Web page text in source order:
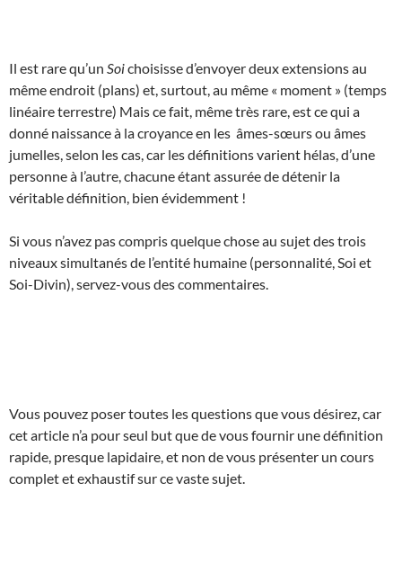
Il est rare qu’un Soichoisisse d’envoyer deux extensions au
même endroit (plans) et, surtout, au même « moment » (temps
linéaire terrestre) Mais ce fait, même très rare, est ce qui a
donné naissance à la croyance en les âmes-sœurs ou âmes
jumelles, selon les cas, car les définitions varient hélas, d’une
personne à l’autre, chacune étant assurée de détenir la
véritable définition, bien évidemment !
Si vous n’avez pas compris quelque chose au sujet des trois
niveaux simultanés de l’entité humaine (personnalité, Soi et
Soi-Divin), servez-vous des commentaires.
Vous pouvez poser toutes les questions que vous désirez, car
cet article n’a pour seul but que de vous fournir une définition
rapide, presque lapidaire, et non de vous présenter un cours
complet et exhaustif sur ce vaste sujet.